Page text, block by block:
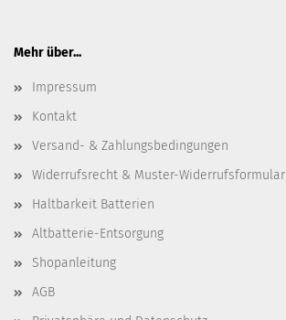
Mehr über...
Impressum
Kontakt
Versand- & Zahlungsbedingungen
Widerrufsrecht & Muster-Widerrufsformular
Haltbarkeit Batterien
Altbatterie-Entsorgung
Shopanleitung
AGB